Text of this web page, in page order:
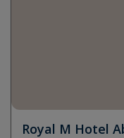
Royal M Hotel